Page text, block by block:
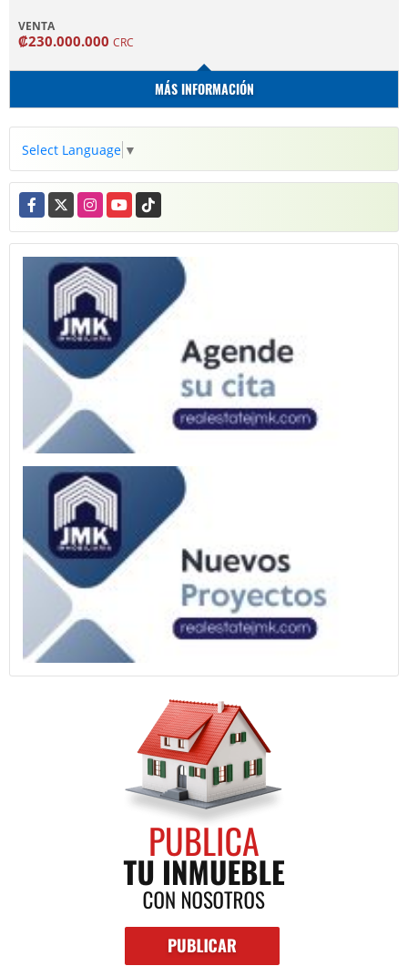
VENTA
₡230.000.000 CRC
MÁS INFORMACIÓN
Select Language ▼
Facebook
X InstagramYouTubeTikTok